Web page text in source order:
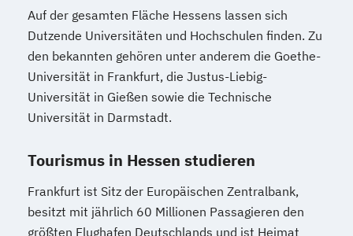
Auf der gesamten Fläche Hessens lassen sich
Dutzende Universitäten und Hochschulen finden. Zu
den bekannten gehören unter anderem die Goethe-
Universität in Frankfurt, die Justus-Liebig-
Universität in Gießen sowie die Technische
Universität in Darmstadt.
Tourismus in Hessen studieren
Frankfurt ist Sitz der Europäischen Zentralbank,
besitzt mit jährlich 60 Millionen Passagieren den
größten Flughafen Deutschlands und ist Heimat